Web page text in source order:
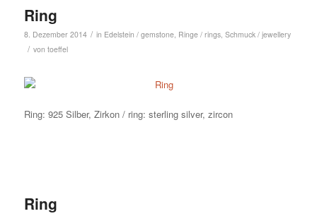
Ring
8. Dezember 2014 / in Edelstein / gemstone, Ringe / rings, Schmuck / jewellery
/ von toeffel
Ring: 925 Silber, Zirkon / ring: sterling silver, zircon
Ring